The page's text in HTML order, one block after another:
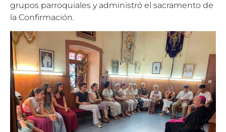
grupos parroquiales y administró el sacramento de
la Confirmación.